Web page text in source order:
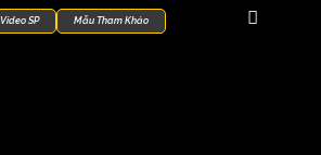
Video SP Mẫu Tham Khảo